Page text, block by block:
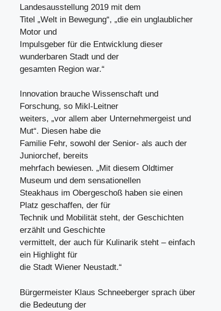
Landesausstellung 2019 mit dem
Titel „Welt in Bewegung“, „die ein unglaublicher
Motor und
Impulsgeber für die Entwicklung dieser
wunderbaren Stadt und der
gesamten Region war.“
Innovation brauche Wissenschaft und
Forschung, so Mikl-Leitner
weiters, „vor allem aber Unternehmergeist und
Mut“. Diesen habe die
Familie Fehr, sowohl der Senior- als auch der
Juniorchef, bereits
mehrfach bewiesen. „Mit diesem Oldtimer
Museum und dem sensationellen
Steakhaus im Obergeschoß haben sie einen
Platz geschaffen, der für
Technik und Mobilität steht, der Geschichten
erzählt und Geschichte
vermittelt, der auch für Kulinarik steht – einfach
ein Highlight für
die Stadt Wiener Neustadt.“
Bürgermeister Klaus Schneeberger sprach über
die Bedeutung der